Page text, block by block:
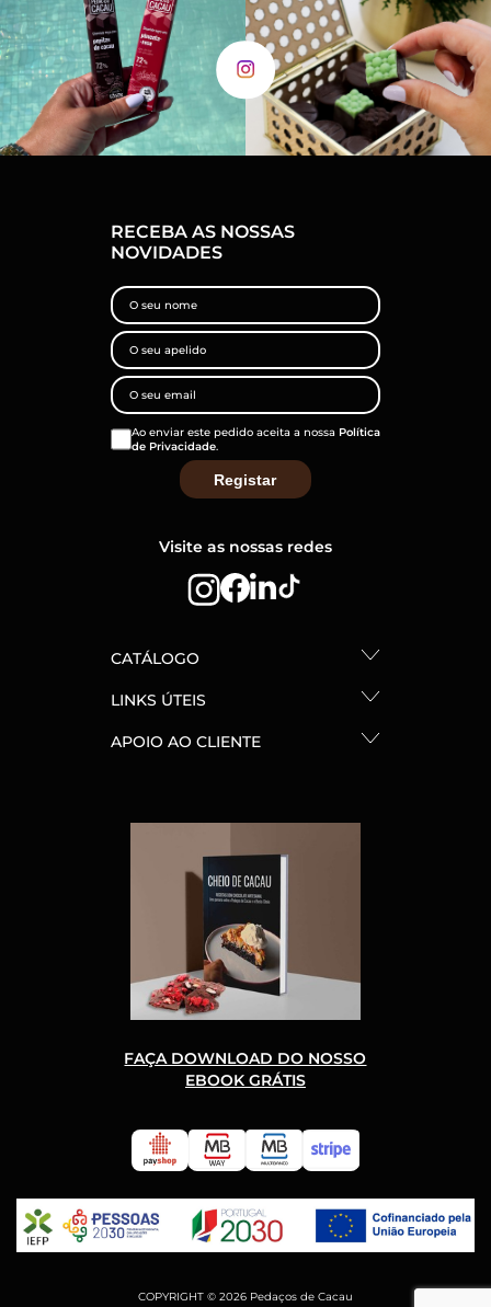
RECEBA AS NOSSAS
NOVIDADES
Ao enviar este pedido aceita a nossa Política
de Privacidade.
Visite as nossas redes
CATÁLOGO
LINKS ÚTEIS
APOIO AO CLIENTE
FAÇA DOWNLOAD DO NOSSO
EBOOK GRÁTIS
COPYRIGHT © 2026 Pedaços de Cacau